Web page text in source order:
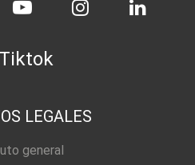
LEGALES
general